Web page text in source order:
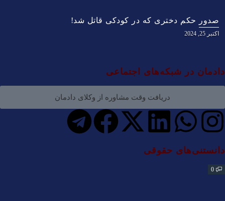
صدور حکم دختری که در کودکی قاتل شد!
اکتبر 25, 2024
دادمان در شبکه‌های اجتماعی
دریافت وقت مشاوره از وکلای دادمان
دانستنی‌های حقوقی
0